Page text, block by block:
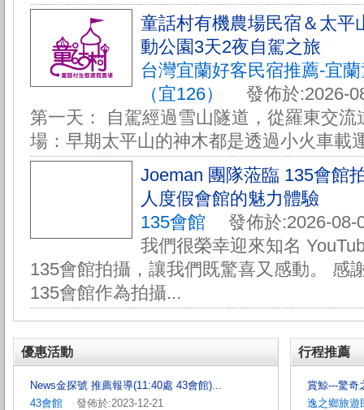
童話村有機農場民宿＆太平
動公園3天2夜自駕之旅
台灣宜蘭好客民宿推薦-宜
（宜126）
發佈於:2026-
第一天： 自駕經過雪山隧道，從羅東交流
場：早期太平山的神木都是透過小火車載
Joeman 團隊蒞臨 135會館
人度假會館的魅力體驗
135會館 發佈於:2026-08-
我們很榮幸迎來知名
135會館拍攝，讓我們既驚喜又感動。 感
135會館作為拍攝...
優惠活動
News金探號 推薦報導(11:40處 43會館)...
43會館 發佈於:2023-12-21
行程推薦
賞鯨---驚奇
逸之鄉旅遊